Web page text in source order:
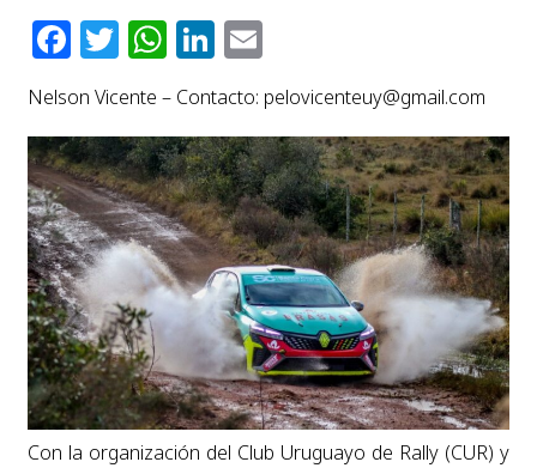
Facebook
Twitter
WhatsApp
LinkedIn
Email
Nelson Vicente – Contacto: pelovicenteuy@gmail.com
Con la organización del Club Uruguayo de Rally (CUR) y